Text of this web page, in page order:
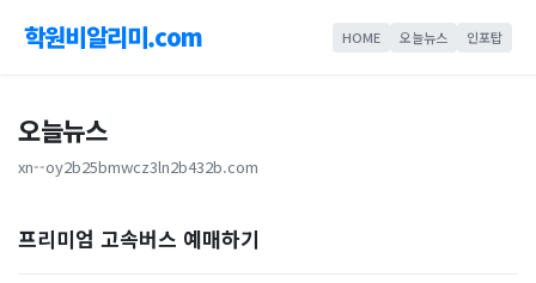
학원비알리미.com HOME 오늘뉴스 인포탑
오늘뉴스
xn--oy2b25bmwcz3ln2b432b.com
프리미엄 고속버스 예매하기